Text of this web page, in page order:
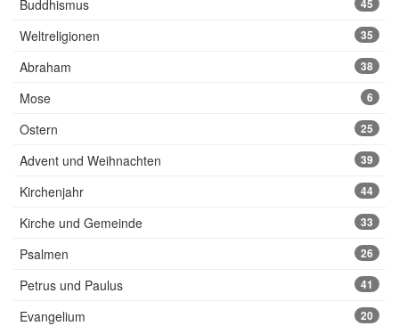
Buddhismus 45
Weltreligionen 35
Abraham 38
Mose 6
Ostern 25
Advent und Weihnachten 39
Kirchenjahr 44
Kirche und Gemeinde 33
Psalmen 26
Petrus und Paulus 41
Evangelium 20